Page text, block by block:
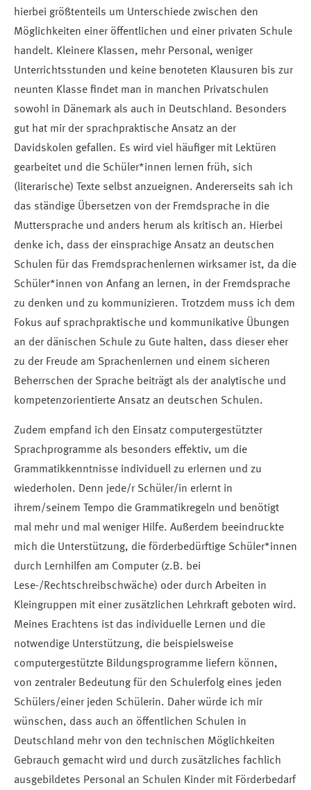
hierbei größtenteils um Unterschiede zwischen den
Möglichkeiten einer öffentlichen und einer privaten Schule
handelt. Kleinere Klassen, mehr Personal, weniger
Unterrichtsstunden und keine benoteten Klausuren bis zur
neunten Klasse findet man in manchen Privatschulen
sowohl in Dänemark als auch in Deutschland. Besonders
gut hat mir der sprachpraktische Ansatz an der
Davidskolen gefallen. Es wird viel häufiger mit Lektüren
gearbeitet und die Schüler*innen lernen früh, sich
(literarische) Texte selbst anzueignen. Andererseits sah ich
das ständige Übersetzen von der Fremdsprache in die
Muttersprache und anders herum als kritisch an. Hierbei
denke ich, dass der einsprachige Ansatz an deutschen
Schulen für das Fremdsprachenlernen wirksamer ist, da die
Schüler*innen von Anfang an lernen, in der Fremdsprache
zu denken und zu kommunizieren. Trotzdem muss ich dem
Fokus auf sprachpraktische und kommunikative Übungen
an der dänischen Schule zu Gute halten, dass dieser eher
zu der Freude am Sprachenlernen und einem sicheren
Beherrschen der Sprache beiträgt als der analytische und
kompetenzorientierte Ansatz an deutschen Schulen.
Zudem empfand ich den Einsatz computergestützter
Sprachprogramme als besonders effektiv, um die
Grammatikkenntnisse individuell zu erlernen und zu
wiederholen. Denn jede/r Schüler/in erlernt in
ihrem/seinem Tempo die Grammatikregeln und benötigt
mal mehr und mal weniger Hilfe. Außerdem beeindruckte
mich die Unterstützung, die förderbedürftige Schüler*innen
durch Lernhilfen am Computer (z.B. bei
Lese-/Rechtschreibschwäche) oder durch Arbeiten in
Kleingruppen mit einer zusätzlichen Lehrkraft geboten wird.
Meines Erachtens ist das individuelle Lernen und die
notwendige Unterstützung, die beispielsweise
computergestützte Bildungsprogramme liefern können,
von zentraler Bedeutung für den Schulerfolg eines jeden
Schülers/einer jeden Schülerin. Daher würde ich mir
wünschen, dass auch an öffentlichen Schulen in
Deutschland mehr von den technischen Möglichkeiten
Gebrauch gemacht wird und durch zusätzliches fachlich
ausgebildetes Personal an Schulen Kinder mit Förderbedarf